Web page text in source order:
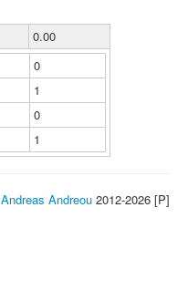
0.00
0
1
0
1
Andreas Andreou 2012-2026 [P]